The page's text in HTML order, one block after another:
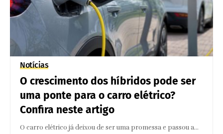
Notícias
O crescimento dos híbridos pode ser
uma ponte para o carro elétrico?
Confira neste artigo
O carro elétrico já deixou de ser uma promessa e passou a…